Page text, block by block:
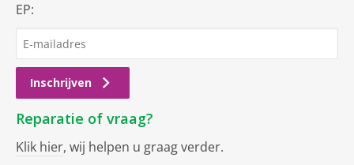
EP:
Inschrijven
Reparatie of vraag?
Klik hier, wij helpen u graag verder.